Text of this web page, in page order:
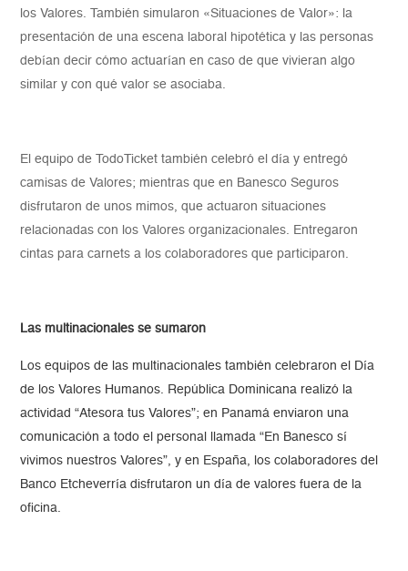
los Valores. También simularon «Situaciones de Valor»: la
presentación de una escena laboral hipotética y las personas
debían decir cómo actuarían en caso de que vivieran algo
similar y con qué valor se asociaba.
El equipo de TodoTicket también celebró el día y entregó
camisas de Valores; mientras que en Banesco Seguros
disfrutaron de unos mimos, que actuaron situaciones
relacionadas con los Valores organizacionales. Entregaron
cintas para carnets a los colaboradores que participaron.
Las multinacionales se sumaron
Los equipos de las multinacionales también celebraron el Día
de los Valores Humanos. República Dominicana realizó la
actividad “Atesora tus Valores”; en Panamá enviaron una
comunicación a todo el personal llamada “En Banesco sí
vivimos nuestros Valores”, y en España, los colaboradores del
Banco Etcheverría disfrutaron un día de valores fuera de la
oficina.